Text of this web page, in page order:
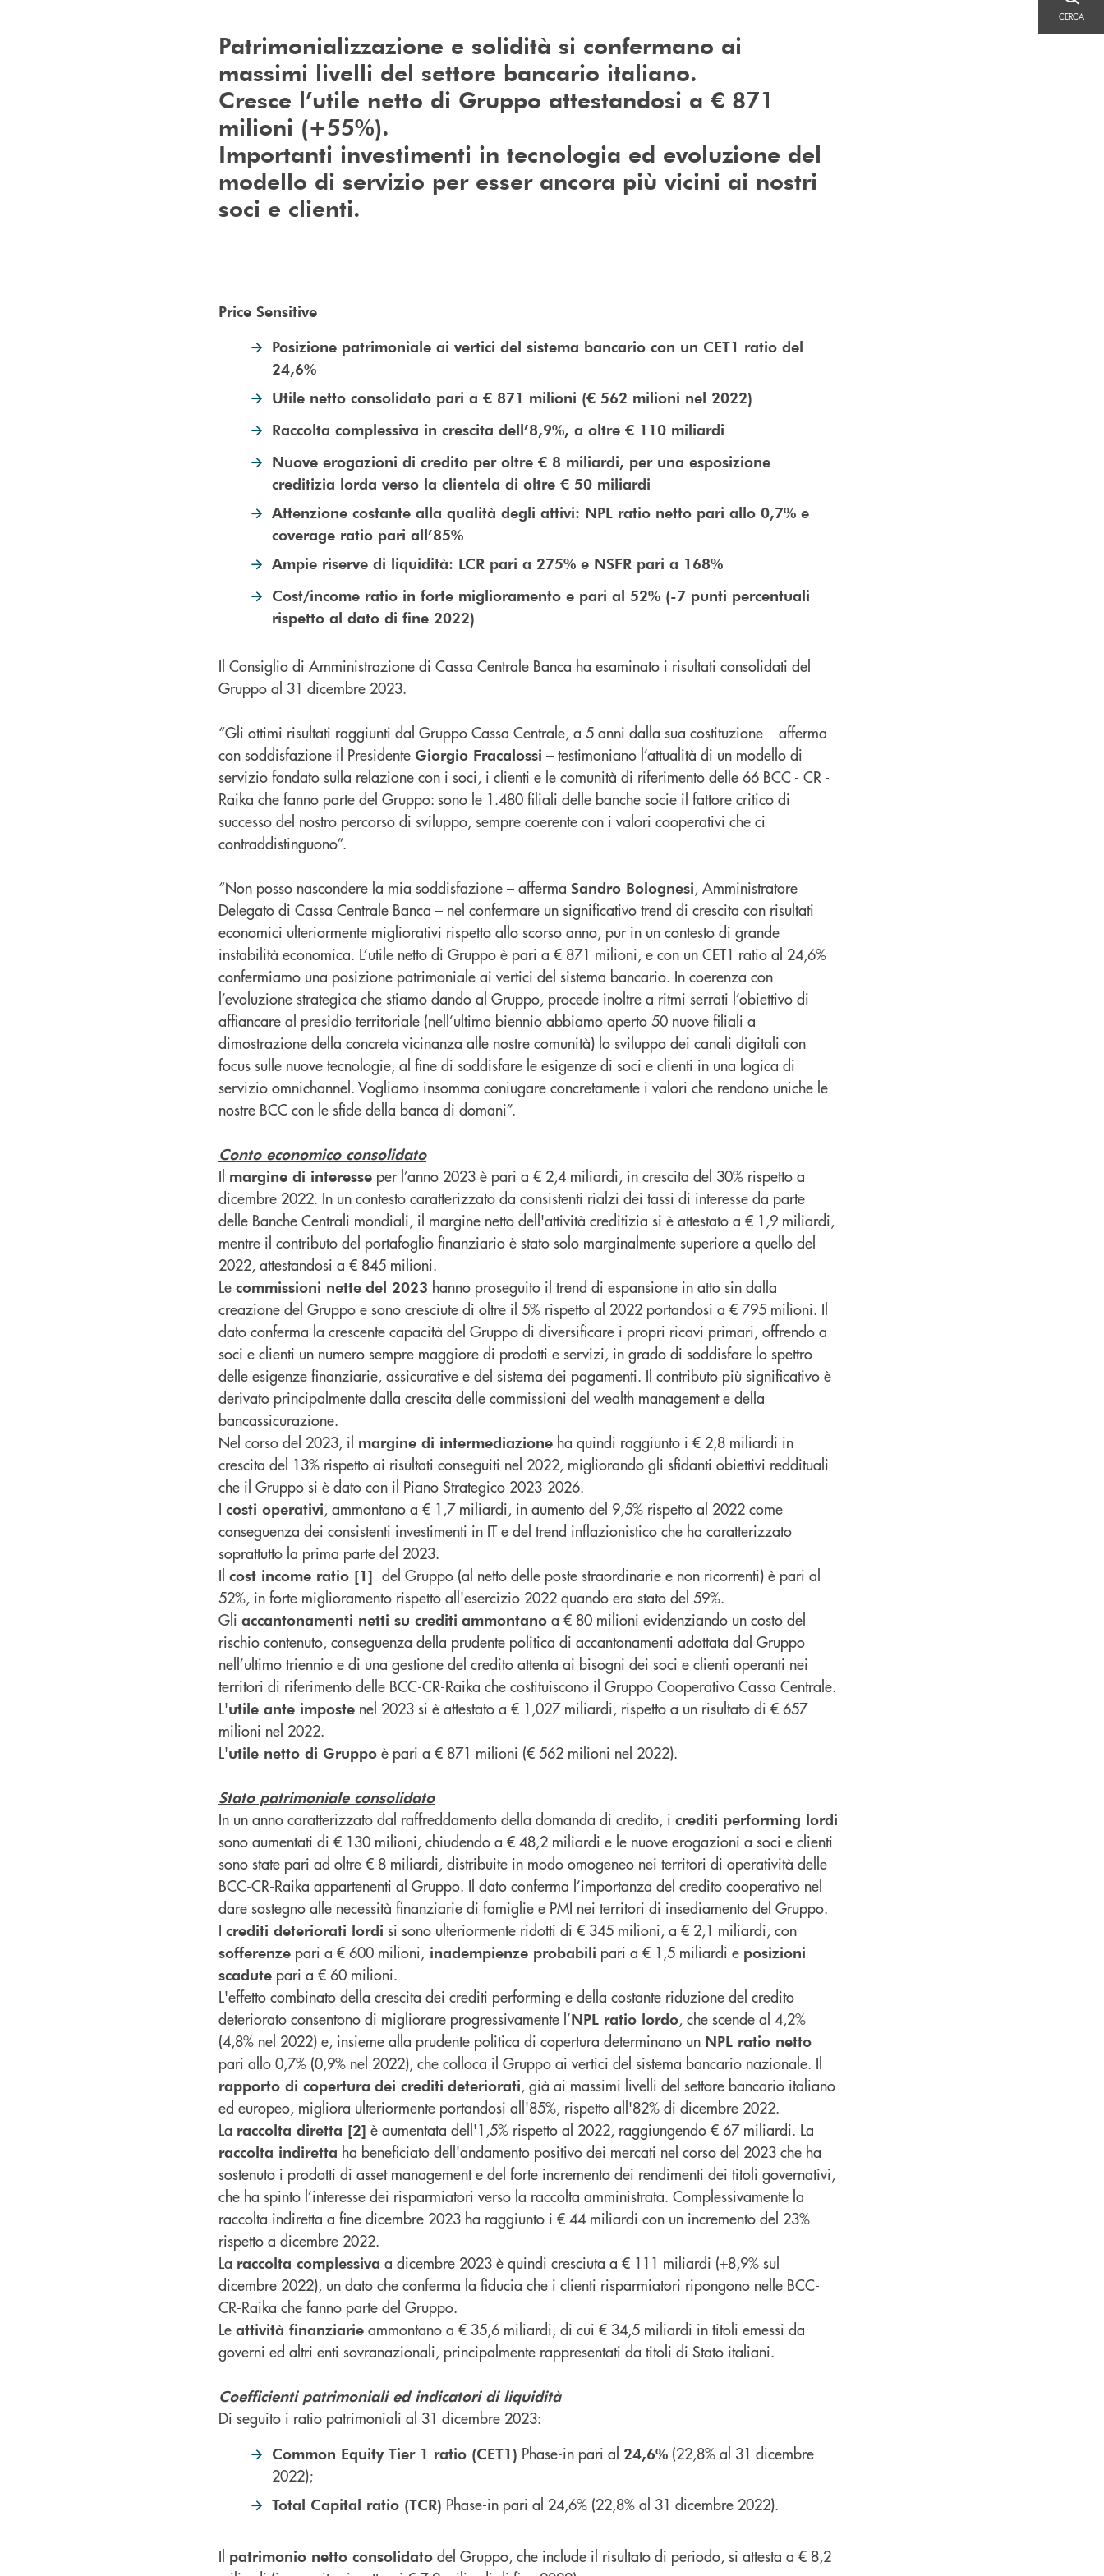
CERCA
Patrimonializzazione e solidità si confermano ai
massimi livelli del settore bancario italiano.
Cresce l’utile netto di Gruppo attestandosi a € 871
milioni (+55%).
Importanti investimenti in tecnologia ed evoluzione del
modello di servizio per esser ancora più vicini ai nostri
soci e clienti.
Price Sensitive
Posizione patrimoniale ai vertici del sistema bancario con un CET1 ratio del
24,6%
Utile netto consolidato pari a € 871 milioni (€ 562 milioni nel 2022)
Raccolta complessiva in crescita dell’8,9%, a oltre € 110 miliardi
Nuove erogazioni di credito per oltre € 8 miliardi, per una esposizione
creditizia lorda verso la clientela di oltre € 50 miliardi
Attenzione costante alla qualità degli attivi: NPL ratio netto pari allo 0,7% e
coverage ratio pari all’85%
Ampie riserve di liquidità: LCR pari a 275% e NSFR pari a 168%
Cost/income ratio in forte miglioramento e pari al 52% (-7 punti percentuali
rispetto al dato di fine 2022)
Il Consiglio di Amministrazione di Cassa Centrale Banca ha esaminato i risultati consolidati del
Gruppo al 31 dicembre 2023.
“Gli ottimi risultati raggiunti dal Gruppo Cassa Centrale, a 5 anni dalla sua costituzione – afferma
con soddisfazione il Presidente Giorgio Fracalossi – testimoniano l’attualità di un modello di
servizio fondato sulla relazione con i soci, i clienti e le comunità di riferimento delle 66 BCC - CR -
Raika che fanno parte del Gruppo: sono le 1.480 filiali delle banche socie il fattore critico di
successo del nostro percorso di sviluppo, sempre coerente con i valori cooperativi che ci
contraddistinguono”.
“Non posso nascondere la mia soddisfazione – afferma Sandro Bolognesi, Amministratore
Delegato di Cassa Centrale Banca – nel confermare un significativo trend di crescita con risultati
economici ulteriormente migliorativi rispetto allo scorso anno, pur in un contesto di grande
instabilità economica. L’utile netto di Gruppo è pari a € 871 milioni, e con un CET1 ratio al 24,6%
confermiamo una posizione patrimoniale ai vertici del sistema bancario. In coerenza con
l’evoluzione strategica che stiamo dando al Gruppo, procede inoltre a ritmi serrati l’obiettivo di
affiancare al presidio territoriale (nell’ultimo biennio abbiamo aperto 50 nuove filiali a
dimostrazione della concreta vicinanza alle nostre comunità) lo sviluppo dei canali digitali con
focus sulle nuove tecnologie, al fine di soddisfare le esigenze di soci e clienti in una logica di
servizio omnichannel. Vogliamo insomma coniugare concretamente i valori che rendono uniche le
nostre BCC con le sfide della banca di domani”.
Conto economico consolidato
Il margine di interesse per l’anno 2023 è pari a € 2,4 miliardi, in crescita del 30% rispetto a
dicembre 2022. In un contesto caratterizzato da consistenti rialzi dei tassi di interesse da parte
delle Banche Centrali mondiali, il margine netto dell'attività creditizia si è attestato a € 1,9 miliardi,
mentre il contributo del portafoglio finanziario è stato solo marginalmente superiore a quello del
2022, attestandosi a € 845 milioni.
Le commissioni nette del 2023 hanno proseguito il trend di espansione in atto sin dalla
creazione del Gruppo e sono cresciute di oltre il 5% rispetto al 2022 portandosi a € 795 milioni. Il
dato conferma la crescente capacità del Gruppo di diversificare i propri ricavi primari, offrendo a
soci e clienti un numero sempre maggiore di prodotti e servizi, in grado di soddisfare lo spettro
delle esigenze finanziarie, assicurative e del sistema dei pagamenti. Il contributo più significativo è
derivato principalmente dalla crescita delle commissioni del wealth management e della
bancassicurazione.
Nel corso del 2023, il margine di intermediazione ha quindi raggiunto i € 2,8 miliardi in
crescita del 13% rispetto ai risultati conseguiti nel 2022, migliorando gli sfidanti obiettivi reddituali
che il Gruppo si è dato con il Piano Strategico 2023-2026.
I costi operativi, ammontano a € 1,7 miliardi, in aumento del 9,5% rispetto al 2022 come
conseguenza dei consistenti investimenti in IT e del trend inflazionistico che ha caratterizzato
soprattutto la prima parte del 2023.
Il cost income ratio [1] del Gruppo (al netto delle poste straordinarie e non ricorrenti) è pari al
52%, in forte miglioramento rispetto all'esercizio 2022 quando era stato del 59%.
Gli accantonamenti netti su crediti ammontano a € 80 milioni evidenziando un costo del
rischio contenuto, conseguenza della prudente politica di accantonamenti adottata dal Gruppo
nell’ultimo triennio e di una gestione del credito attenta ai bisogni dei soci e clienti operanti nei
territori di riferimento delle BCC-CR-Raika che costituiscono il Gruppo Cooperativo Cassa Centrale.
L'utile ante imposte nel 2023 si è attestato a € 1,027 miliardi, rispetto a un risultato di € 657
milioni nel 2022.
L'utile netto di Gruppo è pari a € 871 milioni (€ 562 milioni nel 2022).
Stato patrimoniale consolidato
In un anno caratterizzato dal raffreddamento della domanda di credito, i crediti performing lordi
sono aumentati di € 130 milioni, chiudendo a € 48,2 miliardi e le nuove erogazioni a soci e clienti
sono state pari ad oltre € 8 miliardi, distribuite in modo omogeneo nei territori di operatività delle
BCC-CR-Raika appartenenti al Gruppo. Il dato conferma l’importanza del credito cooperativo nel
dare sostegno alle necessità finanziarie di famiglie e PMI nei territori di insediamento del Gruppo.
I crediti deteriorati lordi si sono ulteriormente ridotti di € 345 milioni, a € 2,1 miliardi, con
sofferenze pari a € 600 milioni, inadempienze probabili pari a € 1,5 miliardi e posizioni
scadute pari a € 60 milioni.
L'effetto combinato della crescita dei crediti performing e della costante riduzione del credito
deteriorato consentono di migliorare progressivamente l’NPL ratio lordo, che scende al 4,2%
(4,8% nel 2022) e, insieme alla prudente politica di copertura determinano un NPL ratio netto
pari allo 0,7% (0,9% nel 2022), che colloca il Gruppo ai vertici del sistema bancario nazionale. Il
rapporto di copertura dei crediti deteriorati, già ai massimi livelli del settore bancario italiano
ed europeo, migliora ulteriormente portandosi all'85%, rispetto all'82% di dicembre 2022.
La raccolta diretta [2] è aumentata dell'1,5% rispetto al 2022, raggiungendo € 67 miliardi. La
raccolta indiretta ha beneficiato dell'andamento positivo dei mercati nel corso del 2023 che ha
sostenuto i prodotti di asset management e del forte incremento dei rendimenti dei titoli governativi,
che ha spinto l’interesse dei risparmiatori verso la raccolta amministrata. Complessivamente la
raccolta indiretta a fine dicembre 2023 ha raggiunto i € 44 miliardi con un incremento del 23%
rispetto a dicembre 2022.
La raccolta complessiva a dicembre 2023 è quindi cresciuta a € 111 miliardi (+8,9% sul
dicembre 2022), un dato che conferma la fiducia che i clienti risparmiatori ripongono nelle BCC-
CR-Raika che fanno parte del Gruppo.
Le attività finanziarie ammontano a € 35,6 miliardi, di cui € 34,5 miliardi in titoli emessi da
governi ed altri enti sovranazionali, principalmente rappresentati da titoli di Stato italiani.
Coefficienti patrimoniali ed indicatori di liquidità
Di seguito i ratio patrimoniali al 31 dicembre 2023:
Common Equity Tier 1 ratio (CET1) Phase-in pari al 24,6% (22,8% al 31 dicembre
2022);
Total Capital ratio (TCR) Phase-in pari al 24,6% (22,8% al 31 dicembre 2022).
Il patrimonio netto consolidato del Gruppo, che include il risultato di periodo, si attesta a € 8,2